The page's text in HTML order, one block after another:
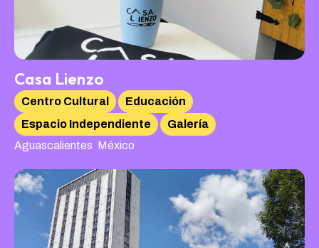
Casa Lienzo
Centro Cultural
Educación
Espacio Independiente
Galería
Aguascalientes México